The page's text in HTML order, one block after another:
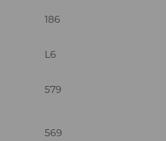
186
L6
579
569